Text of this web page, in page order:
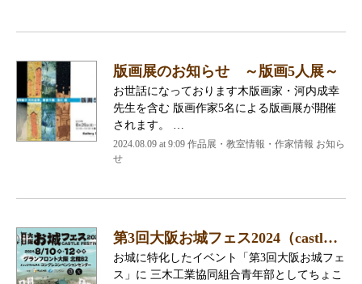
版画展のお知らせ ～版画5人展～
お世話になっております木版画家・河内成幸
先生を含む 版画作家5名による版画展が開催
されます。 …
2024.08.09 at 9:09 作品展・教室情報・作家情報 お知ら
せ
第3回大阪お城フェス2024（castl…
お城に特化したイベント「第3回大阪お城フェ
ス」に 三木工業協同組合青年部としてちょこ